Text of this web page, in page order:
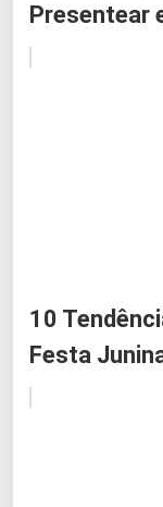
Presentear
10
Festa